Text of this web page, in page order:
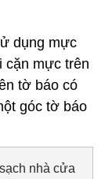
dụng mực
cặn mực trên
tờ báo có
góc tờ báo
nhà cửa